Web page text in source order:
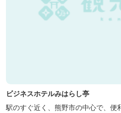
ビジネスホテルみはらし亭
駅のすぐ近く、熊野市の中心で、便